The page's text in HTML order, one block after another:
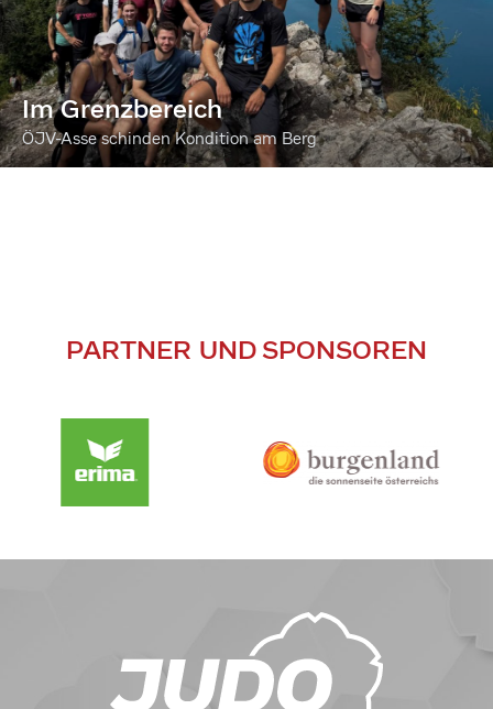
Im Grenzbereich
ÖJV-Asse schinden Kondition am Berg
PARTNER UND SPONSOREN